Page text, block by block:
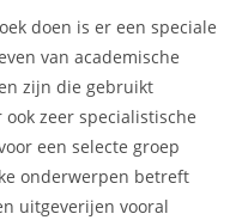
doen is er een speciale
van academische
zijn die gebruikt
zeer specialistische
een selecte groep
onderwerpen betreft
uitgeverijen vooral